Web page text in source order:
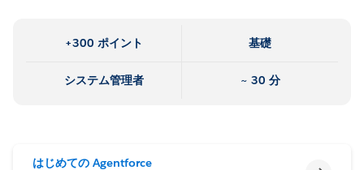
+300 ポイント 基礎
システム管理者 ~ 30 分
はじめての Agentforce